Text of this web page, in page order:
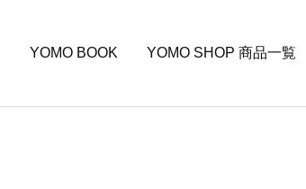
YOMO BOOK YOMO SHOP 商品一覧